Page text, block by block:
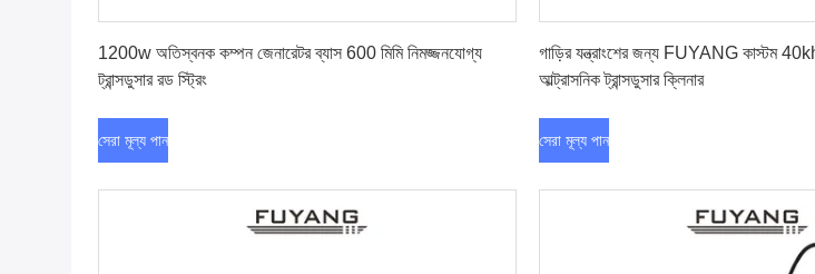
1200w অতিস্বনক কম্পন জেনারেটর ব্যাস 600 মিমি নিমজ্জনযোগ্য
ট্রান্সডুসার রড স্ট্রিং
সেরা মূল্য পান
গাড়ির যন্ত্রাংশের জন্য FUYANG কাস্টম
আল্ট্রাসনিক ট্রান্সডুসার ক্লিনার
সেরা মূল্য পান